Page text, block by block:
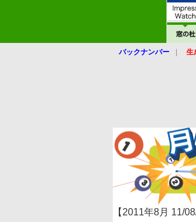
バックナンバー 生
【2011年8月 11/